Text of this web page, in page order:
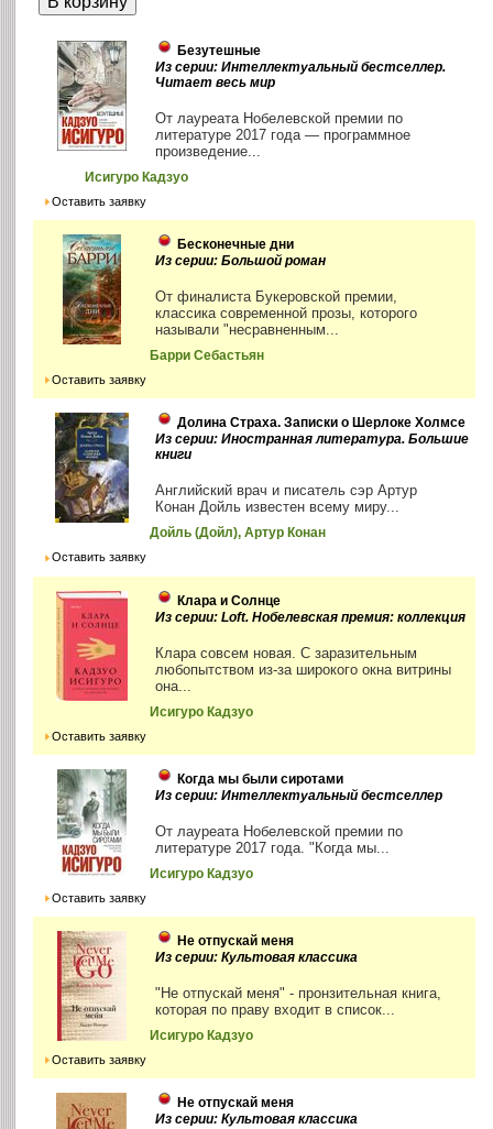
Безутешные
Из серии: Интеллектуальный бестселлер.
Читает весь мир
От лауреата Нобелевской премии по
литературе 2017 года — программное
произведение...
Исигуро Кадзуо
Оставить заявку
Бесконечные дни
Из серии: Большой роман
От финалиста Букеровской премии,
классика современной прозы, которого
называли "несравненным...
Барри Себастьян
Оставить заявку
Долина Страха. Записки о Шерлоке Холмсе
Из серии: Иностранная литература. Большие
книги
Английский врач и писатель сэр Артур
Конан Дойль известен всему миру...
Дойль (Дойл), Артур Конан
Оставить заявку
Клара и Солнце
Из серии: Loft. Нобелевская премия: коллекция
Клара совсем новая. С заразительным
любопытством из-за широкого окна витрины
она...
Исигуро Кадзуо
Оставить заявку
Когда мы были сиротами
Из серии: Интеллектуальный бестселлер
От лауреата Нобелевской премии по
литературе 2017 года. "Когда мы...
Исигуро Кадзуо
Оставить заявку
Не отпускай меня
Из серии: Культовая классика
"Не отпускай меня" - пронзительная книга,
которая по праву входит в список...
Исигуро Кадзуо
Оставить заявку
Не отпускай меня
Из серии: Культовая классика